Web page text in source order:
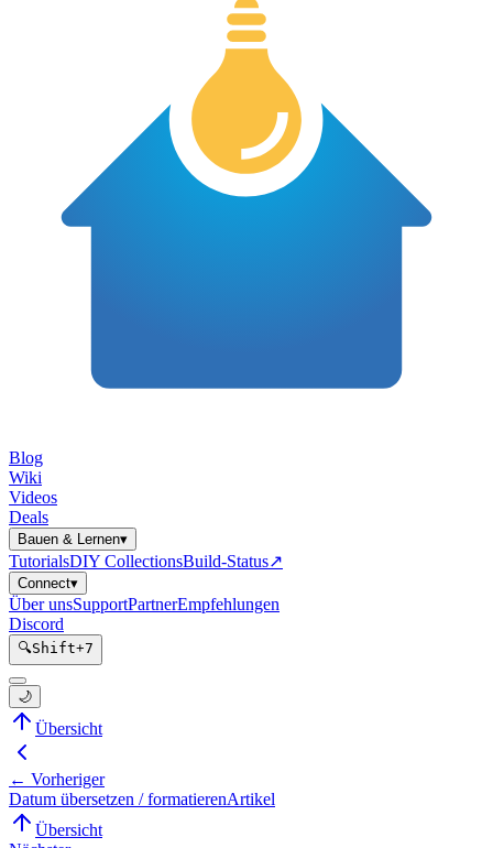
Blog
Wiki
Videos
Deals
Bauen & Lernen▾
TutorialsDIY CollectionsBuild-Status↗
Connect▾
Über unsSupportPartnerEmpfehlungen
Discord
🔍Shift+7
🌙
Übersicht
← Vorheriger
Datum übersetzen / formatierenArtikel
Übersicht